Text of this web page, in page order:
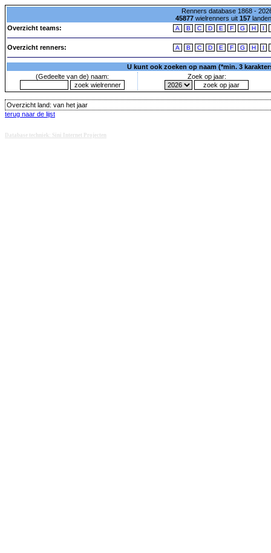
Renners database 1868 -
45877wielrenners uit 157
Overzicht teams:
A B C D E F G H I
Overzicht renners: A B C D E F G H I
U kunt ook zoeken op naam (*min. 3
(Gedeelte van de) naam:
Zoek op jaar:
Overzicht land: van het jaar
terug naar de lijst
Database techniek: Sini Internet Projecten